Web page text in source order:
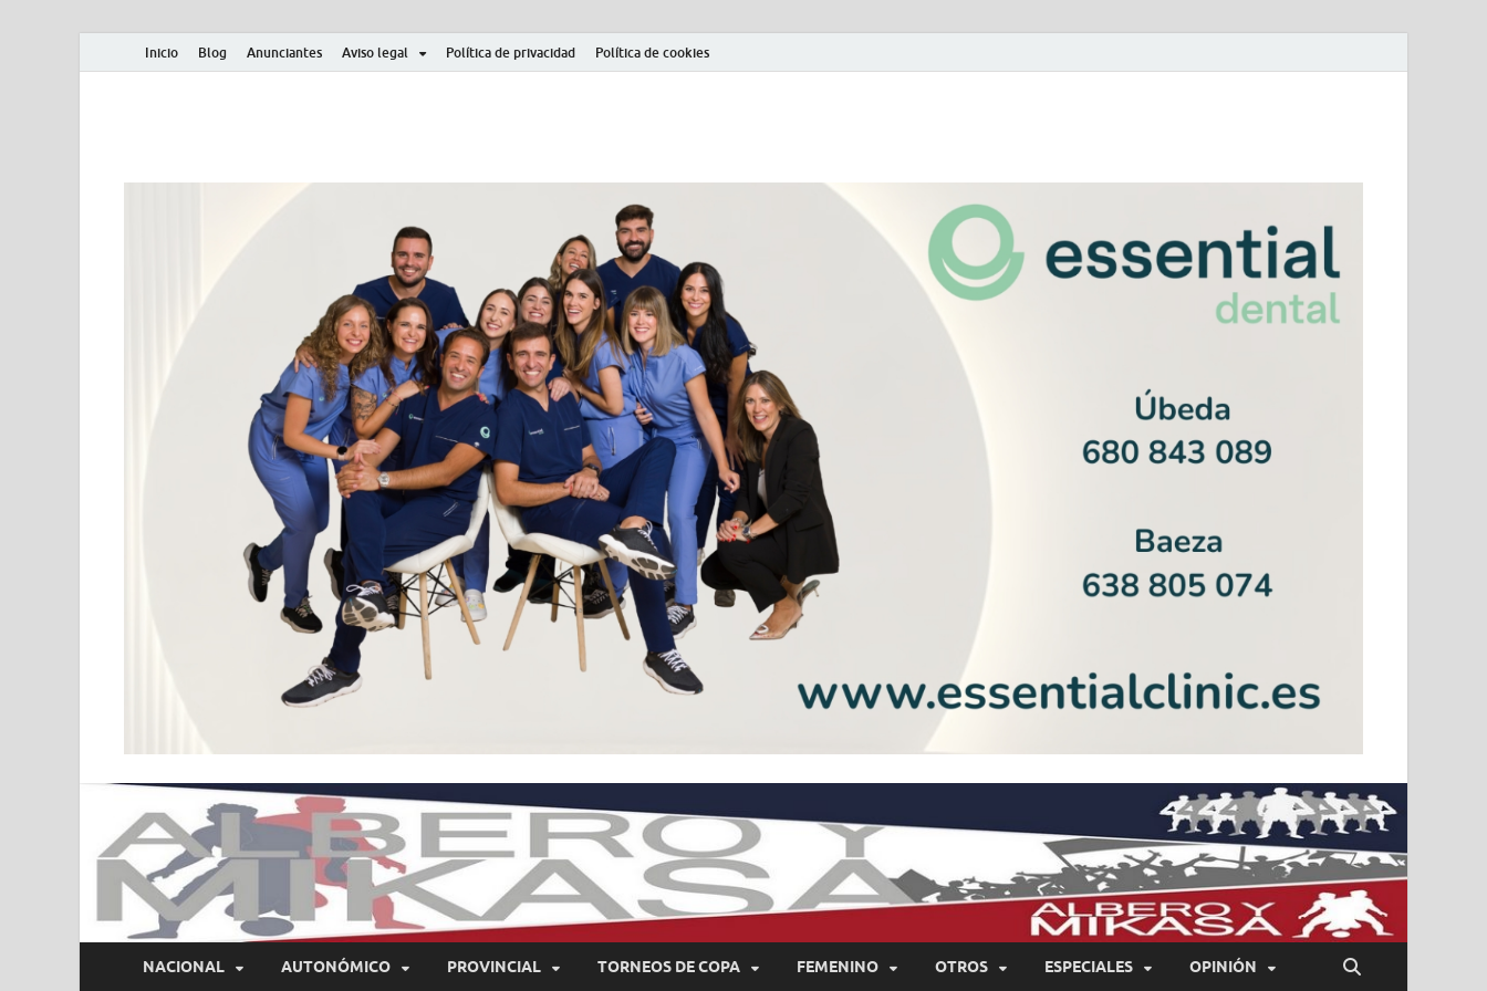
Inicio Blog Anunciantes Aviso legal Política de privacidad Política de cookies
NACIONAL AUTONÓMICO PROVINCIAL TORNEOS DE COPA FEMENINO OTROS ESPECIALES OPINIÓN